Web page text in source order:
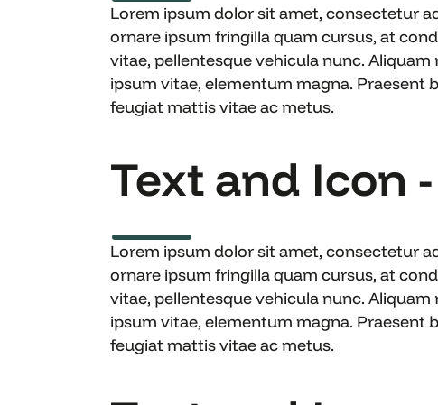
Lorem ipsum dolor sit amet, consectetur
ornare ipsum fringilla quam cursus, at
vitae, pellentesque vehicula nunc.
ipsum vitae, elementum magna. Praesent
feugiat mattis vitae ac metus.
Text and Icon
Lorem ipsum dolor sit amet, consectetur
ornare ipsum fringilla quam cursus, at
vitae, pellentesque vehicula nunc.
ipsum vitae, elementum magna. Praesent
feugiat mattis vitae ac metus.